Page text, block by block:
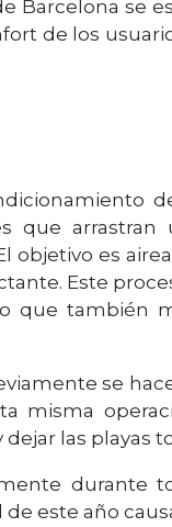
Barcelona se
de los
que arrastran
objetivo es
Este
que también
se
misma
las playas
durante
este año